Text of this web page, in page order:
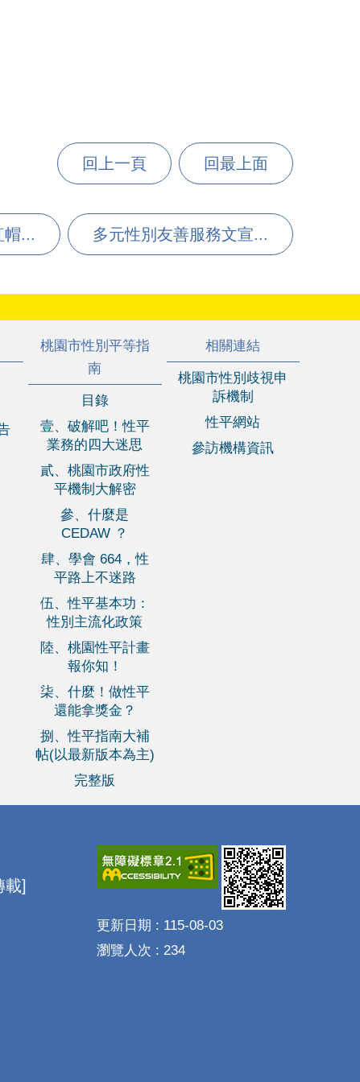
回上一頁 回最上面
帽... 多元性別友善服務文宣...
桃園市性別平等指
南
目錄
壹、破解吧！性平
業務的四大迷思
貳、桃園市政府性
平機制大解密
參、什麼是
CEDAW ？
肆、學會 664，性
平路上不迷路
伍、性平基本功：
性別主流化政策
陸、桃園性平計畫
報你知！
柒、什麼！做性平
還能拿獎金？
捌、性平指南大補
帖(以最新版本為主)
完整版
相關連結
桃園市性別歧視申
訴機制
性平網站
參訪機構資訊
載]
更新日期
115-08-03
瀏覽人次
234